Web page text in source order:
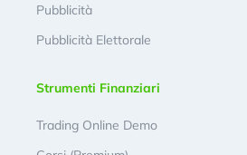
Pubblicità
Pubblicità Elettorale
Strumenti Finanziari
Trading Online Demo